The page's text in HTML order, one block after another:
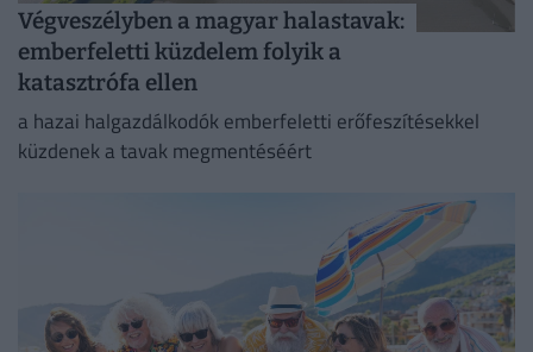
Végveszélyben a magyar halastavak:
emberfeletti küzdelem folyik a
katasztrófa ellen
a hazai halgazdálkodók emberfeletti erőfeszítésekkel
küzdenek a tavak megmentéséért